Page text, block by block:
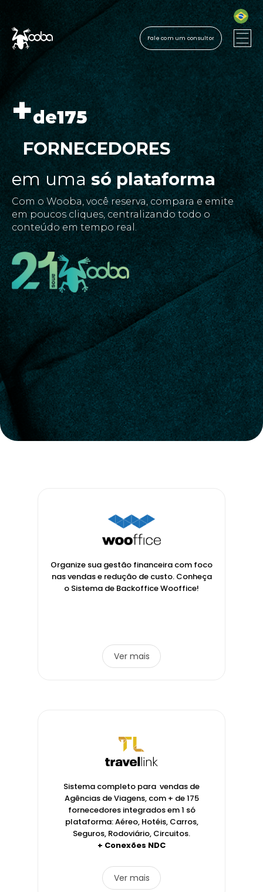
Fale com um consultor
+de175
FORNECEDORES
em uma só plataforma
Com o Wooba, você reserva, compara e emite
em poucos cliques, centralizando todo o
conteúdo em tempo real.
Organize sua gestão financeira com foco
nas vendas e redução de custo. Conheça
o Sistema de Backoffice Wooffice!
Ver mais
Sistema completo para vendas de
Agências de Viagens, com + de 175
fornecedores integrados em 1 só
plataforma: Aéreo, Hotéis, Carros,
Seguros, Rodoviário, Circuitos.
+ Conexões NDC
Ver mais